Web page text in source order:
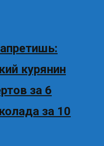
курянин
за 6
за 10